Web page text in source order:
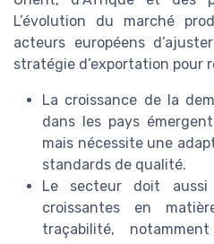
L’évolution du marché
acteurs européens
stratégie d’exportation pour
La croissance de la
dans les pays
mais nécessite une
standards de qualité.
Le secteur doit
croissantes en
traçabilité,